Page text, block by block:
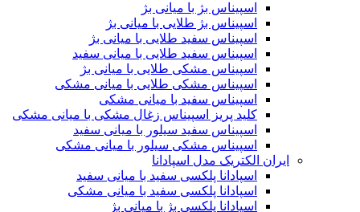
اسپیناس بژ با میانی بژ
اسپیناس بژ طلایی با میانی بژ
اسپیناس سفید طلایی با میانی بژ
اسپیناس سفید طلایی با میانی سفید
اسپیناس مشکی طلایی با میانی بژ
اسپیناس مشکی طلایی با میانی مشکی
اسپیناس سفید با میانی مشکی
کلید پریز اسپیناس زغال مشکی با میانی مشکی
اسپیناس سفید سیلور با میانی سفید
اسپیناس مشکی سیلور با میانی مشکی
ایران الکتریک مدل اسپادانا
اسپادانا پلکسی سفید با میانی سفید
اسپادانا پلکسی سفید با میانی مشکی
اسپادانا پلکسی بژ با میانی بژ